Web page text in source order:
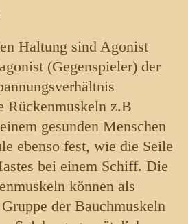
Haltung sind Agonist
(Gegenspieler) der
Rückenmuskeln z.B
gesunden Menschen
ebenso fest, wie die Seile
bei einem Schiff. Die
können als
der Bauchmuskeln